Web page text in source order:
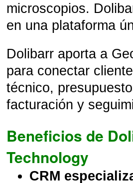
microscopios.
en una plataforma
Dolibarr aporta a
para conectar
técnico,
facturación y
Beneficios de
Technology
CRM